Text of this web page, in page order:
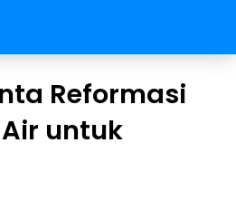
Reformasi
untuk